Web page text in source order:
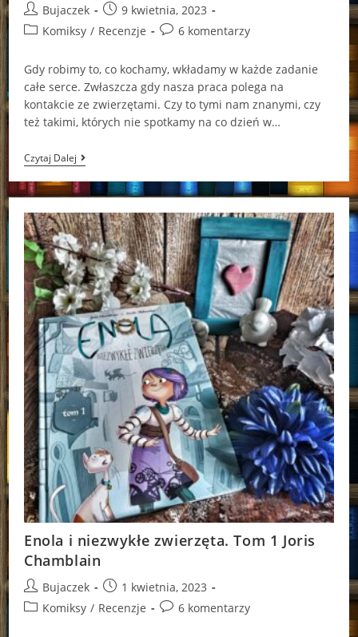
Post
author:
Bujaczek
Post
published:
9 kwietnia, 2023
PostKomiksy / Recenzje
Post6 komentarzy
Gdy robimy to, co kochamy, wkładamy w każde zadanie
całe serce. Zwłaszcza gdy nasza praca polega na
kontakcie ze zwierzętami. Czy to tymi nam znanymi, czy
też takimi, których nie spotkamy na co dzień w…
Czytaj DalejEnola
I
Niezwykłe
Zwierzęta.
2
Joris
Chamblain
Enola i niezwykłe zwierzęta. Tom 1 Joris
Chamblain
Post
author:
Bujaczek
Post
published:
1 kwietnia, 2023
PostKomiksy / Recenzje
Post6 komentarzy